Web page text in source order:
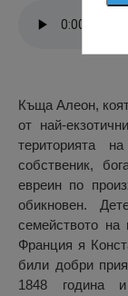
Къща Алеон,
от най-
територията
собственик,
евреин по
обикновен.
семейството
Франция я
били добри
1848 година